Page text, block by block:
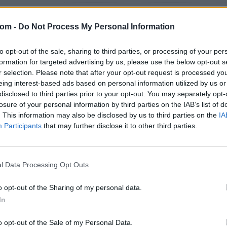
- Do Not Process My Personal Information
opt-out of the sale, sharing to third parties, or processing of your
for targeted advertising by us, please use the below opt-out
selection. Please note that after your opt-out request is processed
interest-based ads based on personal information utilized by us
to third parties prior to your opt-out. You may separately
of your personal information by third parties on the IAB’s list of
This information may also be disclosed by us to third parties on the
Participants that may further disclose it to other third parties.
Data Processing Opt Outs
opt-out of the Sharing of my personal data.
opt-out of the Sale of my Personal Data.
Aukció helye:http://antiknemvitas.hu/aukcio/778
Tételszám: 155
Eladó adatai
Cím: Táncos
Lalita Fashion
1131 Budapest,
Bemutatkozás: A maradandó értéket keresők,
megtalál mindent, amivel visszahozhatja a régi
és káprázatos tárgyai között.
csemegézhet az igazán értékes, és
találkozhat választékunkkal. Szeretettel